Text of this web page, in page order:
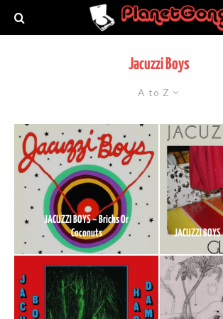
Jacuzzi Boys
A to Z
JACUZZI BOYS – Bricks Or
Coconuts
JACUZZI